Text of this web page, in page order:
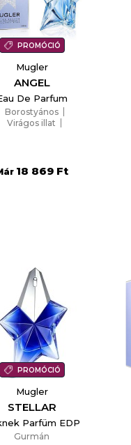
PROMÓCIÓ
Mugler
ANGEL
De Parfum
Borostyános
Virágos illat
18 869 Ft
PROMÓCIÓ
Mugler
STELLAR
Parfüm EDP
Gurmán